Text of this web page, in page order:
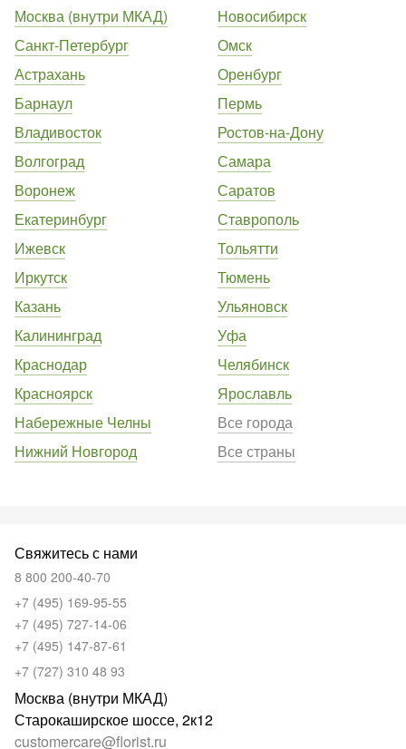
Москва (внутри МКАД)
Санкт-Петербург
Астрахань
Барнаул
Владивосток
Волгоград
Воронеж
Екатеринбург
Ижевск
Иркутск
Казань
Калининград
Краснодар
Красноярск
Набережные Челны
Нижний Новгород
Новосибирск
Омск
Оренбург
Пермь
Ростов-на-Дону
Самара
Саратов
Ставрополь
Тольятти
Тюмень
Ульяновск
Уфа
Челябинск
Ярославль
Все города
Все страны
Свяжитесь с нами
8 800 200-40-70
+7 (495) 169-95-55
+7 (495) 727-14-06
+7 (495) 147-87-61
+7 (727) 310 48 93
Москва (внутри МКАД)
Старокаширское шоссе, 2к12
customercare@florist.ru